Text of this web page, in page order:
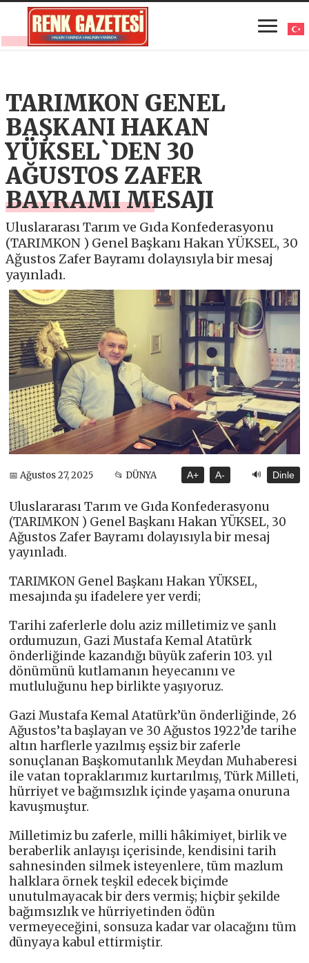
TARIMKON GENEL
BAŞKANI HAKAN
YÜKSEL`DEN 30
AĞUSTOS ZAFER
BAYRAMI MESAJI
Uluslararası Tarım ve Gıda Konfederasyonu
(TARIMKON ) Genel Başkanı Hakan YÜKSEL, 30
Ağustos Zafer Bayramı dolayısıyla bir mesaj
yayınladı.
📅 Ağustos 27, 2025 📂 DÜNYA A+ A- 🔊 Dinle
Uluslararası Tarım ve Gıda Konfederasyonu
(TARIMKON ) Genel Başkanı Hakan YÜKSEL, 30
Ağustos Zafer Bayramı dolayısıyla bir mesaj
yayınladı.
TARIMKON Genel Başkanı Hakan YÜKSEL,
mesajında şu ifadelere yer verdi;
Tarihi zaferlerle dolu aziz milletimiz ve şanlı
ordumuzun, Gazi Mustafa Kemal Atatürk
önderliğinde kazandığı büyük zaferin 103. yıl
dönümünü kutlamanın heyecanını ve
mutluluğunu hep birlikte yaşıyoruz.
Gazi Mustafa Kemal Atatürk’ün önderliğinde, 26
Ağustos’ta başlayan ve 30 Ağustos 1922’de tarihe
altın harflerle yazılmış eşsiz bir zaferle
sonuçlanan Başkomutanlık Meydan Muhaberesi
ile vatan topraklarımız kurtarılmış, Türk Milleti,
hürriyet ve bağımsızlık içinde yaşama onuruna
kavuşmuştur.
Milletimiz bu zaferle, milli hâkimiyet, birlik ve
beraberlik anlayışı içerisinde, kendisini tarih
sahnesinden silmek isteyenlere, tüm mazlum
halklara örnek teşkil edecek biçimde
unutulmayacak bir ders vermiş; hiçbir şekilde
bağımsızlık ve hürriyetinden ödün
vermeyeceğini, sonsuza kadar var olacağını tüm
dünyaya kabul ettirmiştir.